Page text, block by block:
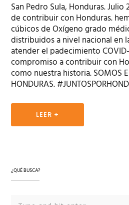
San Pedro Sula, Honduras. Julio
de contribuir con Honduras.
cúbicos de Oxígeno grado
distribuidos a nivel nacional en
atender el padecimiento
compromiso a contribuir con
como nuestra historia. SOMOS
HONDURAS.
LEER +
¿QUÉ BUSCA?